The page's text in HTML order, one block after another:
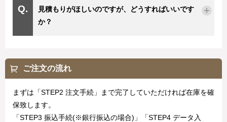
見積もりがほしいのですが、どうすればいいです
か？
ご注文の流れ
まずは「STEP2 注文手続」まで完了していただければ在庫を確
保致します。
「STEP3 振込手続(※銀行振込の場合)」「STEP4 データ入